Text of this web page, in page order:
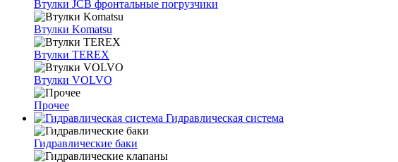
Втулки JCB фронтальные погрузчики
Втулки Komatsu
Втулки TEREX
Втулки VOLVO
Прочее
Гидравлическая система
Гидравлические баки